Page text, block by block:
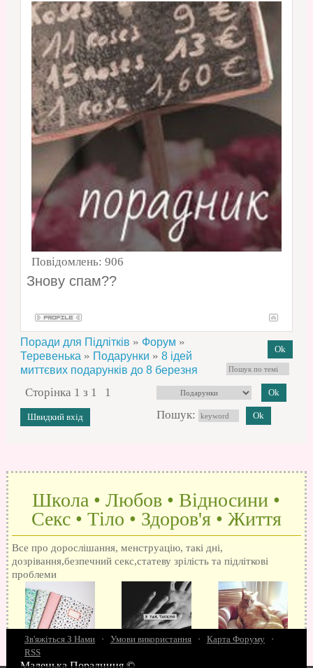
Повідомлень: 906
Знову спам??
Поради для Підлітків » Форум »
Теревенька » Подарунки » 8 ідей
миттєвих подарунків до 8 березня
Сторінка 1 з 1
1
Пошук:
Школа • Любов • Відносини •
Секс • Тіло • Здоров'я • Життя
Все про дорослішання, менструацію, такі дні,
дозрівання,безпечний секс,статеву зрілість та підліткові
проблеми
Зв'яжіться З Нами · Умови використання · Карта Форуму
·
RSS
Маленька Порадниця ©